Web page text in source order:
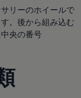
は
グラム
リーのホイールで
。後から組み込む
央の番号